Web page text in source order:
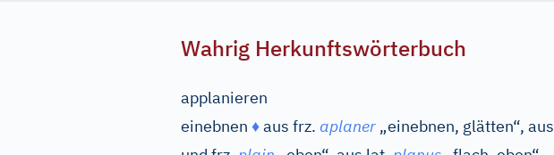
Wahrig Herkunftswörterbuch
applanieren
einebnen ♦aus frz. aplaner „einebnen, glätten“, aus